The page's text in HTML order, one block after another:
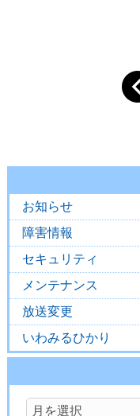
お知らせ
障害情報
セキュリティ
メンテナンス
放送変更
いわみるひかり